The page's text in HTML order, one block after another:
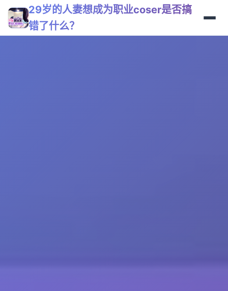
29岁的人妻想成为职业coser是否搞
错了什么？